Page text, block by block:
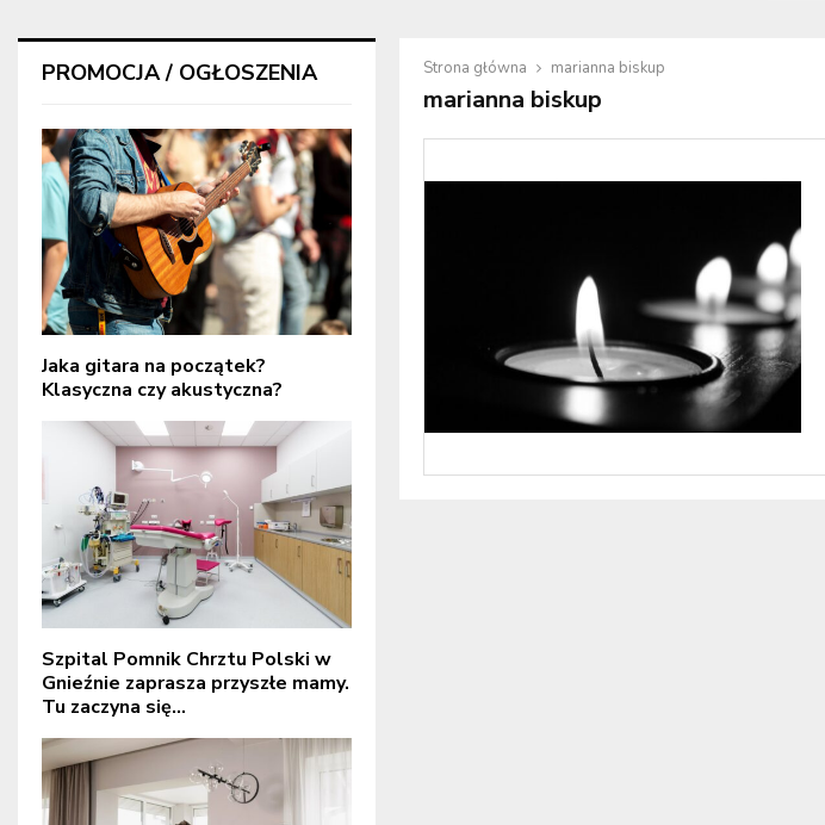
Strona główna marianna biskup
marianna biskup
PROMOCJA / OGŁOSZENIA
Jaka gitara na początek?
Klasyczna czy akustyczna?
Szpital Pomnik Chrztu Polski w
Gnieźnie zaprasza przyszłe mamy.
Tu zaczyna się...